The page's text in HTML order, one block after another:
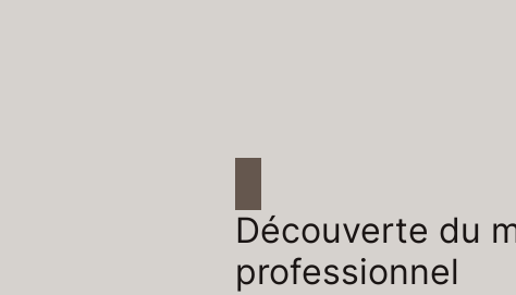
Découverte du
professionnel